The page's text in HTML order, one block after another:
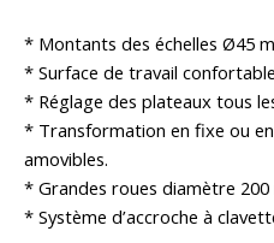
* Montants des échelles Ø45
* Surface de travail
* Réglage des plateaux tous
* Transformation en fixe ou
amovibles.
* Grandes roues diamètre
* Système d’accroche à